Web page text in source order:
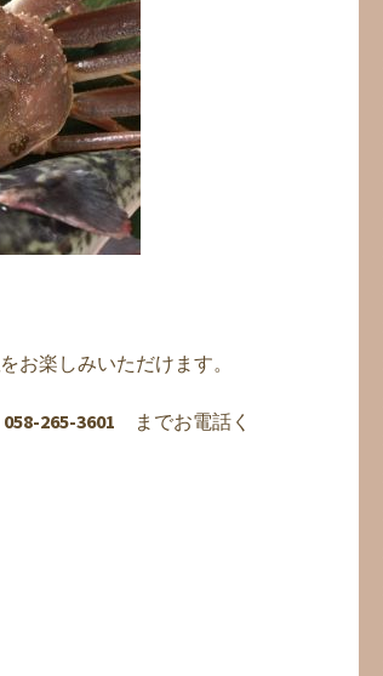
をお楽しみいただけます。
058-265-3601
までお電話く